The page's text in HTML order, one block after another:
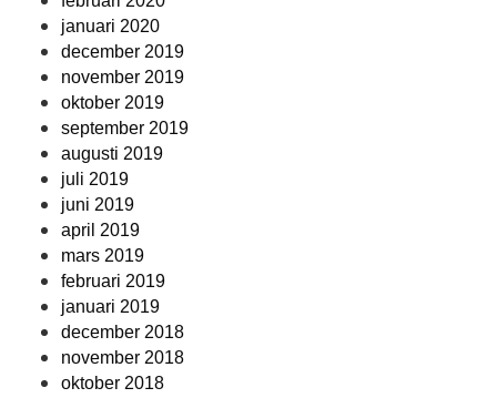
januari 2020
december 2019
november 2019
oktober 2019
september 2019
augusti 2019
juli 2019
juni 2019
april 2019
mars 2019
februari 2019
januari 2019
december 2018
november 2018
oktober 2018